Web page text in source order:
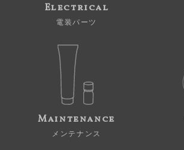
Electrical
電装パーツ
Maintenance
メンテナンス